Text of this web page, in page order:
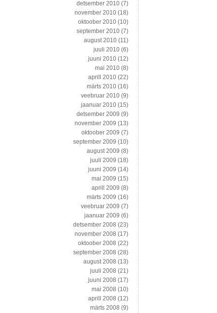
detsember 2010 (7)
november 2010 (18)
oktoober 2010 (10)
september 2010 (7)
august 2010 (11)
juuli 2010 (6)
juuni 2010 (12)
mai 2010 (8)
aprill 2010 (22)
märts 2010 (16)
veebruar 2010 (9)
jaanuar 2010 (15)
detsember 2009 (9)
november 2009 (13)
oktoober 2009 (7)
september 2009 (10)
august 2009 (8)
juuli 2009 (18)
juuni 2009 (14)
mai 2009 (15)
aprill 2009 (8)
märts 2009 (16)
veebruar 2009 (7)
jaanuar 2009 (6)
detsember 2008 (23)
november 2008 (17)
oktoober 2008 (22)
september 2008 (28)
august 2008 (13)
juuli 2008 (21)
juuni 2008 (17)
mai 2008 (10)
aprill 2008 (12)
märts 2008 (9)